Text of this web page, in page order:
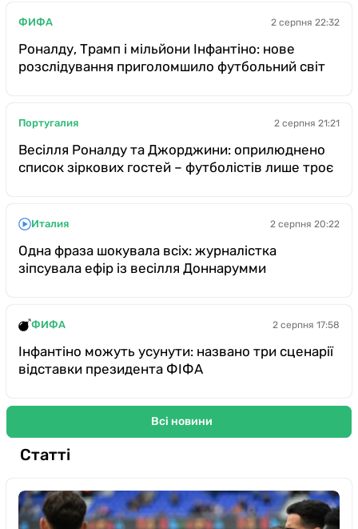
ФИФА 2 серпня 22:32
Роналду, Трамп і мільйони Інфантіно: нове
розслідування приголомшило футбольний світ
Португалия 2 серпня 21:21
Весілля Роналду та Джорджини: оприлюднено
список зіркових гостей – футболістів лише троє
Италия 2 серпня 20:22
Одна фраза шокувала всіх: журналістка
зіпсувала ефір із весілля Доннарумми
ФИФА 2 серпня 17:58
Інфантіно можуть усунути: названо три сценарії
відставки президента ФІФА
Всі новини
Статті